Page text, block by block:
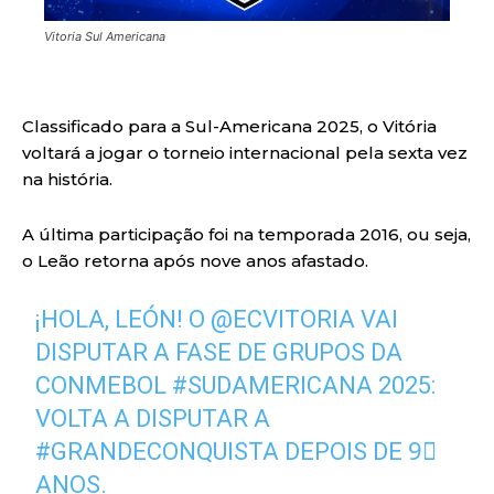
Vitoria Sul Americana
Classificado para a Sul-Americana 2025, o Vitória
voltará a jogar o torneio internacional pela sexta vez
na história.
A última participação foi na temporada 2016, ou seja,
o Leão retorna após nove anos afastado.
¡HOLA, LEÓN! O @ECVITORIA VAI
DISPUTAR A FASE DE GRUPOS DA
CONMEBOL #SUDAMERICANA 2025:
VOLTA A DISPUTAR A
#GRANDECONQUISTA DEPOIS DE 9⃣
ANOS.